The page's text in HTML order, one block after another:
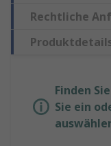
Rechtliche
Finden
Sie ein